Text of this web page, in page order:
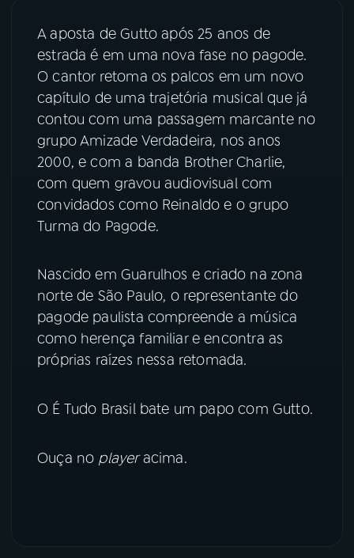
07ÚLTIMAS
08FESTIVAL DE MÚSICA
ACOMPANHE A RÁDIO NACIONAL
YouTube Facebook
Instagram
A aposta de Gutto após 25 anos de
estrada é em uma nova fase no pagode.
O cantor retoma os palcos em um novo
capítulo de uma trajetória musical que já
contou com uma passagem marcante no
grupo Amizade Verdadeira, nos anos
2000, e com a banda Brother Charlie,
com quem gravou audiovisual com
convidados como Reinaldo e o grupo
Turma do Pagode.
Nascido em Guarulhos e criado na zona
norte de São Paulo, o representante do
pagode paulista compreende a música
como herença familiar e encontra as
próprias raízes nessa retomada.
O É Tudo Brasil bate um papo com Gutto.
Ouça no playeracima.